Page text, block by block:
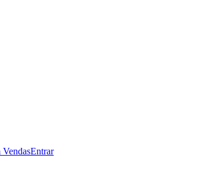
VendasEntrar